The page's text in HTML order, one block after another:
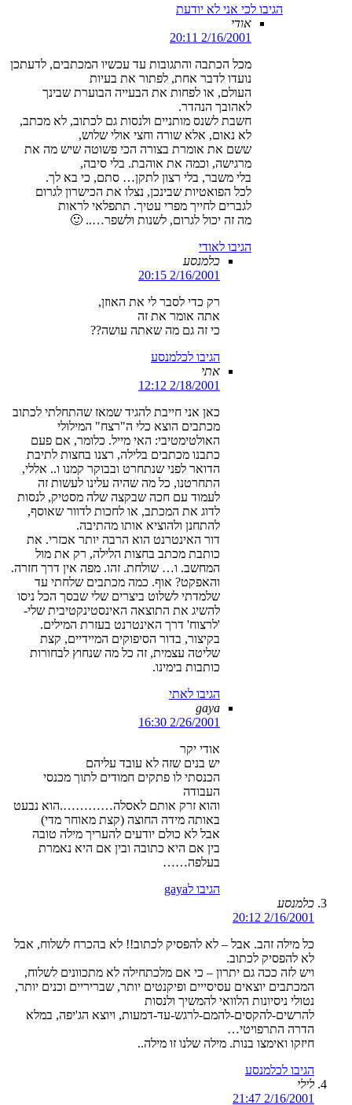
הגיבו לכי אני לא יודעת
אודי
2/16/2001 20:11
מכל הכתבה והתגובות עד עכשיו המכתבים, לדעתכן
נועדו לדבר אחת, לפתור את בעיות
העולם, או לפחות את הבעייה הבוערת שבינך
לאהובך הנהדר.
חשבת לשנס מותניים ולנסות גם לכתוב, לא מכתב,
לא נאום, אלא שורה וחצי אולי שלוש,
ששם את אומרת בצורה הכי פשוטה שיש מה את
מרגישה, וכמה את אוהבת. בלי סיבה,
בלי משבר, בלי רצון לתקן… סתם, כי בא לך.
לכל הפואטיות שבינכן, נצלו את הכישרון לגרום
לגברים לחייך מפרי עטיך. תתפלאי לראות
מה זה יכול לגרום, לשנות ולשפר….. 🙂
הגיבו לאודי
כלמנסע
2/16/2001 20:15
רק כדי לסבר לי את האוזן,
אתה אומר את זה
כי זה גם מה שאתה עושה??
הגיבו לכלמנסע
אתי
2/18/2001 12:12
כאן אני חייבת להגיד שמאז שהתחלתי לכתוב
מכתבים הוצא כלי ה"רצח" המילולי
האולטימטיבי: האי מייל. כלומר, אם פעם
כתבנו מכתבים בלילה, רצנו בחצות לתיבת
הדואר לפני שנתחרט ובבוקר קמנו ו.. אללי,
התחרטנו, כל מה שהיה עלינו לעשות זה
לעמוד עם חכה שבקצה שלה מסטיק, לנסות
לדוג את המכתב, או לחכות לדוור שאוסף,
להתחנן ולהוציא אותו מהתיבה.
דור האינטרנט הוא הרבה יותר אכזרי. את
כותבת מכתב בחצות הלילה, רק את מול
המחשב. ו… שולחת. זהו. מפה אין דרך חזרה.
והאפקט? אוף. כמה מכתבים שלחתי עד
שלמדתי לשלוט ביצרים שלי שבסך הכל ניסו
להשיג את התוצאה האינסטינקטיבית שלי-
'לרצוח' דרך האינטרנט בעזרת המילים.
בקיצור, בדור הסיפוקים המיידיים, קצת
שליטה עצמית, זה כל מה שנחוץ לבחורות
כותבות בימינו.
הגיבו לאתי
gaya
2/26/2001 16:30
אודי יקר
יש בנים שזה לא עובד עליהם
הכנסתי לו פתקים חמודים לתוך מכנסי
העבודה
והוא זרק אותם לאסלה………….הוא נבעט
באותה מידה החוצה (קצת מאוחר מדי)
אבל לא כולם יודעים להעריך מילה טובה
בין אם היא כתובה ובין אם היא נאמרת
בעלפה……
הגיבו לgaya
כלמנסע
2/16/2001 20:12
כל מילה זהב. אבל – לא להפסיק לכתוב!! לא בהכרח לשלוח, אבל
לא להפסיק לכתוב.
ויש לזה ככה גם יתרון – כי אם מלכתחילה לא מתכוונים לשלוח,
המכתבים יוצאים עסיסייים ופיקנטים יותר, שבריריים וכנים יותר,
נטולי ניסיונות הלוואי להמשיך ולנסות
להרשים-להקסים-להמם-לרגש-עד-דמעות, ויוצא הג'יפה, במלא
הדרה התרפויטי…
חיזקו ואימצו בנות. מילה שלנו זו מילה..
הגיבו לכלמנסע
לילי
2/16/2001 21:47